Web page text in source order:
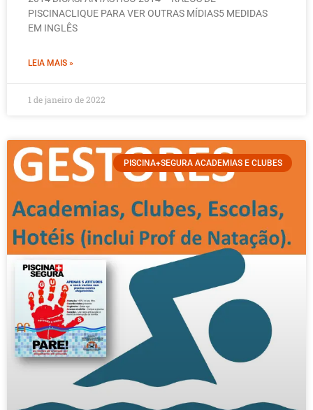
PISCINACLIQUE PARA VER OUTRAS MÍDIAS5 MEDIDAS
EM INGLÊS
LEIA MAIS »
1 de janeiro de 2022
PISCINA+SEGURA ACADEMIAS E CLUBES